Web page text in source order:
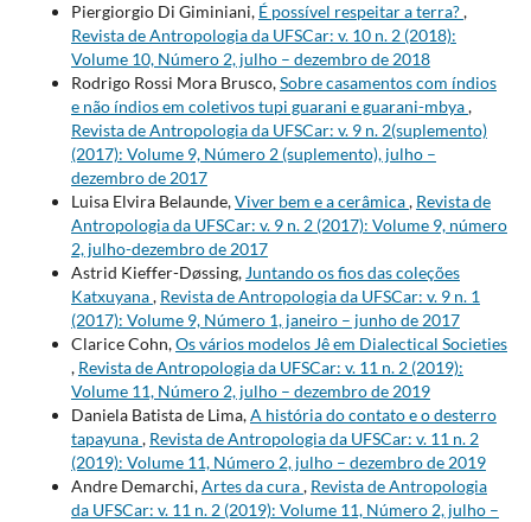
Piergiorgio Di Giminiani, É possível respeitar a terra?,
Revista de Antropologia da UFSCar: v. 10 n. 2 (2018):
Volume 10, Número 2, julho – dezembro de 2018
Rodrigo Rossi Mora Brusco,Sobre casamentos com índios
e não índios em coletivos tupi guarani e guarani-mbya,
Revista de Antropologia da UFSCar: v. 9 n. 2(suplemento)
(2017): Volume 9, Número 2 (suplemento), julho –
dezembro de 2017
Luisa Elvira Belaunde,Viver bem e a cerâmica, Revista de
Antropologia da UFSCar: v. 9 n. 2 (2017): Volume 9, número
2, julho-dezembro de 2017
Astrid Kieffer-Døssing, Juntando os fios das coleções
Katxuyana, Revista de Antropologia da UFSCar: v. 9 n. 1
(2017): Volume 9, Número 1, janeiro – junho de 2017
Clarice Cohn,Os vários modelos Jê em Dialectical Societies
, Revista de Antropologia da UFSCar: v. 11 n. 2 (2019):
Volume 11, Número 2, julho – dezembro de 2019
Daniela Batista de Lima,A história do contato e o desterro
tapayuna, Revista de Antropologia da UFSCar: v. 11 n. 2
(2019): Volume 11, Número 2, julho – dezembro de 2019
Andre Demarchi,Artes da cura, Revista de Antropologia
da UFSCar: v. 11 n. 2 (2019): Volume 11, Número 2, julho –